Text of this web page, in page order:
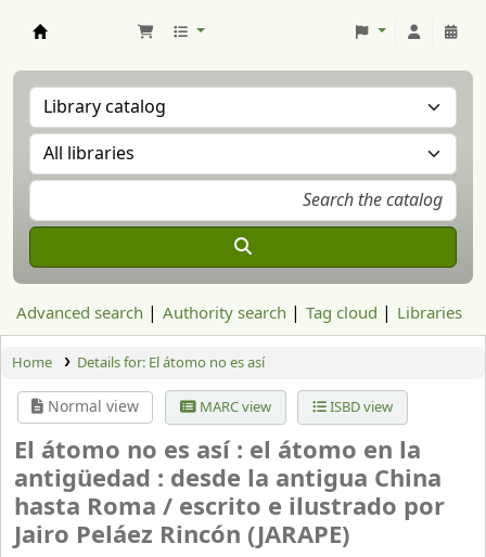
Advanced search Authority search Tag cloud Libraries
Home Details for: El átomo no es así
Normal view MARC view ISBD view
El átomo no es así : el átomo en la
antigüedad : desde la antigua China
hasta Roma / escrito e ilustrado por
Jairo Peláez Rincón (JARAPE)